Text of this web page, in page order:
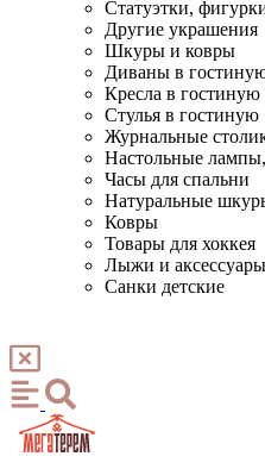
Статуэтки,
Другие украшения
Шкуры и ковры
Диваны в
Кресла в гостиную
Стулья в гостиную
Журнальные
Настольные
Часы для спальни
Натуральные
Ковры
Товары для хоккея
Лыжи и аксессуары
Санки детские